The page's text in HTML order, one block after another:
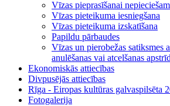
Vīzas pieprasīšanai
Vīzas pieteikuma iesniegšana
Vīzas pieteikuma izskatīšana
Papildu pārbaudes
Vīzas un pierobežas satiksmes
anulēšanas vai atcelšanas
Ekonomiskās attiecības
Divpusējās attiecības
Rīga - Eiropas kultūras galvaspilsēta
Fotogalerija